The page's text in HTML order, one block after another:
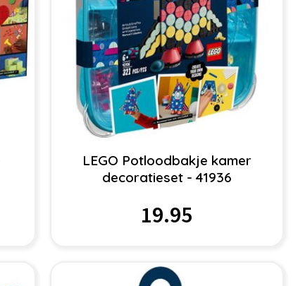
LEGO Potloodbakje kamer
decoratieset - 41936
19.95